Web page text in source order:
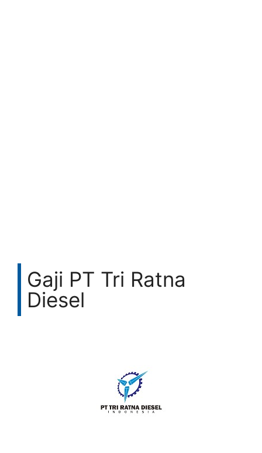
Gaji PT Tri Ratna
Diesel